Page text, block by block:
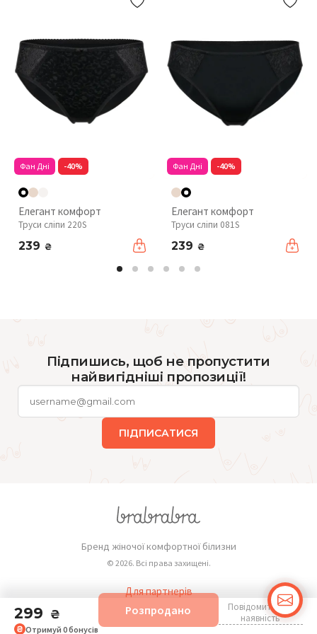
299 ₴
Отримуй 0бонусів
Розпродано
Повідомити про
наявність
Фан Дні -40%
Елегант комфорт
Труси сліпи 220S
239 ₴
Фан Дні -40%
Елегант комфорт
Труси сліпи 081S
239 ₴
Підпишись, щоб не пропустити
найвигідніші пропозиції!
ПІДПИСАТИСЯ
Бренд жіночої комфортної білизни
© 2026. Всі права захищені.
Для партнерів
Публічна оферта